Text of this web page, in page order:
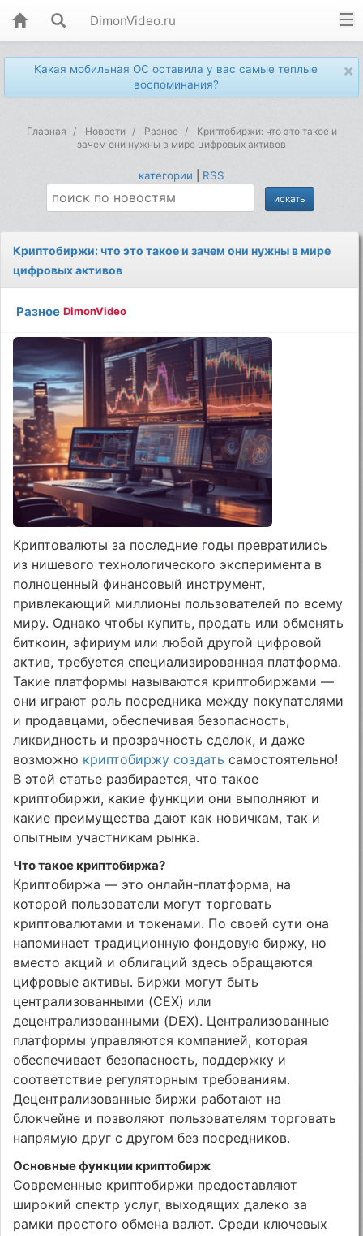
DimonVideo.ru
×
Какая мобильная ОС оставила у вас самые теплые
воспоминания?
Главная Новости Разное
Криптобиржи: что это такое и
зачем они нужны в мире цифровых активов
категории RSS
Криптобиржи: что это такое и зачем они нужны в мире
цифровых активов
Разное DimonVideo
Криптовалюты за последние годы превратились
из нишевого технологического эксперимента в
полноценный финансовый инструмент,
привлекающий миллионы пользователей по всему
миру. Однако чтобы купить, продать или обменять
биткоин, эфириум или любой другой цифровой
актив, требуется специализированная платформа.
Такие платформы называются криптобиржами —
они играют роль посредника между покупателями
и продавцами, обеспечивая безопасность,
ликвидность и прозрачность сделок, и даже
возможно криптобиржу создать самостоятельно!
В этой статье разбирается, что такое
криптобиржи, какие функции они выполняют и
какие преимущества дают как новичкам, так и
опытным участникам рынка.
Что такое криптобиржа?
Криптобиржа — это онлайн-платформа, на
которой пользователи могут торговать
криптовалютами и токенами. По своей сути она
напоминает традиционную фондовую биржу, но
вместо акций и облигаций здесь обращаются
цифровые активы. Биржи могут быть
централизованными (CEX) или
децентрализованными (DEX). Централизованные
платформы управляются компанией, которая
обеспечивает безопасность, поддержку и
соответствие регуляторным требованиям.
Децентрализованные биржи работают на
блокчейне и позволяют пользователям торговать
напрямую друг с другом без посредников.
Основные функции криптобирж
Современные криптобиржи предоставляют
широкий спектр услуг, выходящих далеко за
рамки простого обмена валют. Среди ключевых